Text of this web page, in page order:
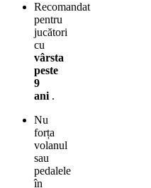
Recomandat
pentru
jucători
cu
vârsta
peste
9
ani .
Nu
forța
volanul
sau
pedalele
în